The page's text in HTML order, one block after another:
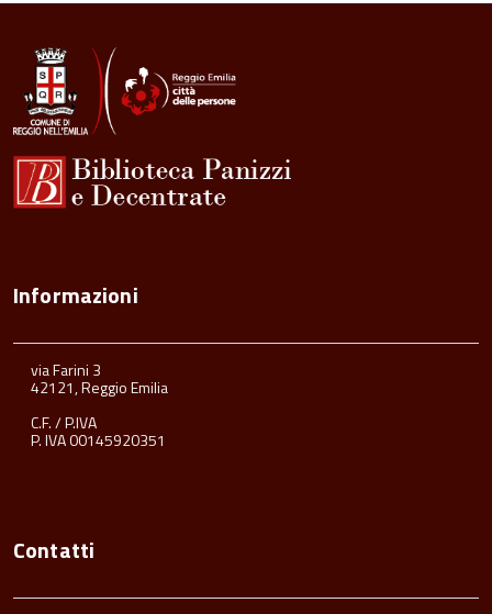
Informazioni
via Farini 3
42121, Reggio Emilia
C.F. / P.IVA
P. IVA 00145920351
Contatti